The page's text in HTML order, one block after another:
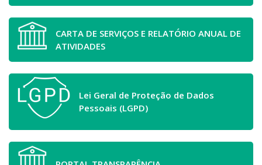
CARTA DE SERVIÇOS E RELATÓRIO ANUAL DE
ATIVIDADES
Lei Geral de Proteção de Dados
Pessoais (LGPD)